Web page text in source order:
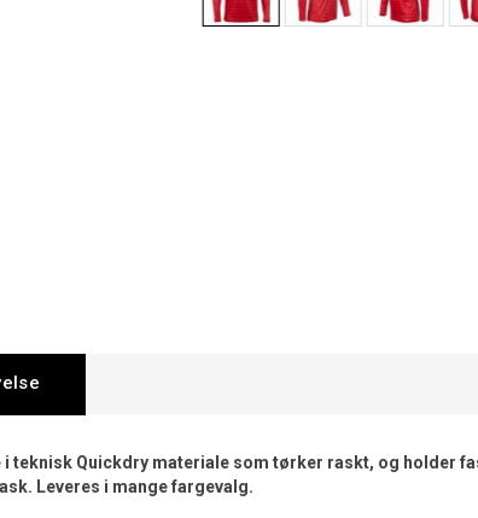
teknisk Quickdry materiale som tørker raskt, og holder
Leveres i mange fargevalg.